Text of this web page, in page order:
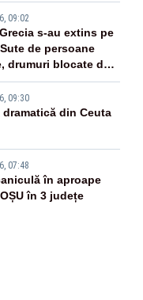
09:02
s-au extins pe
de persoane
drumuri blocate de
09:30
din Ceuta
07:48
în aproape
în 3 județe